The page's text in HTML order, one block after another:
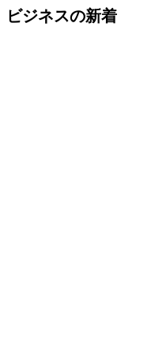
ビジネスの新着